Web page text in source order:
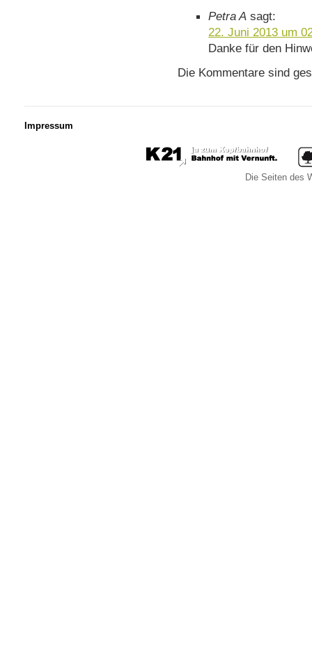
Petra A sagt:
22. Juni 2013 um
Danke für den
Die Kommentare sind
Impressum
Die Seiten des